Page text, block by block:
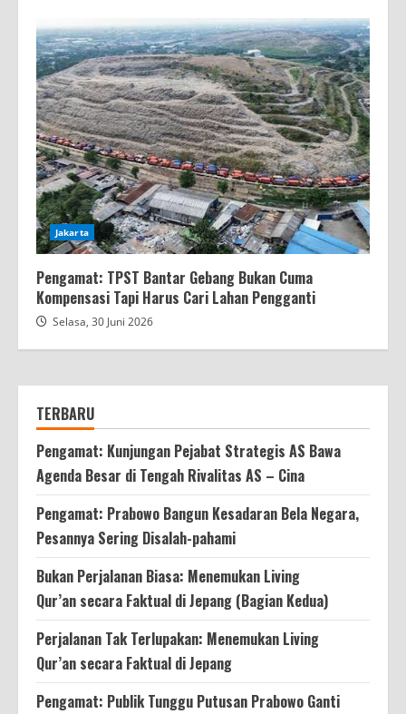
Jakarta
Pengamat: TPST Bantar Gebang Bukan Cuma
Kompensasi Tapi Harus Cari Lahan Pengganti
Selasa, 30 Juni 2026
TERBARU
Pengamat: Kunjungan Pejabat Strategis AS Bawa
Agenda Besar di Tengah Rivalitas AS – Cina
Pengamat: Prabowo Bangun Kesadaran Bela Negara,
Pesannya Sering Disalah-pahami
Bukan Perjalanan Biasa: Menemukan Living
Qur’an secara Faktual di Jepang (Bagian Kedua)
Perjalanan Tak Terlupakan: Menemukan Living
Qur’an secara Faktual di Jepang
Pengamat: Publik Tunggu Putusan Prabowo Ganti